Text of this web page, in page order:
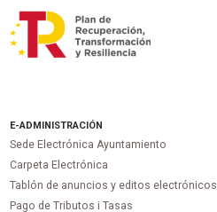
E-ADMINISTRACIÓN
Sede Electrónica Ayuntamiento
Carpeta Electrónica
Tablón de anuncios y editos electrónicos
Pago de Tributos i Tasas